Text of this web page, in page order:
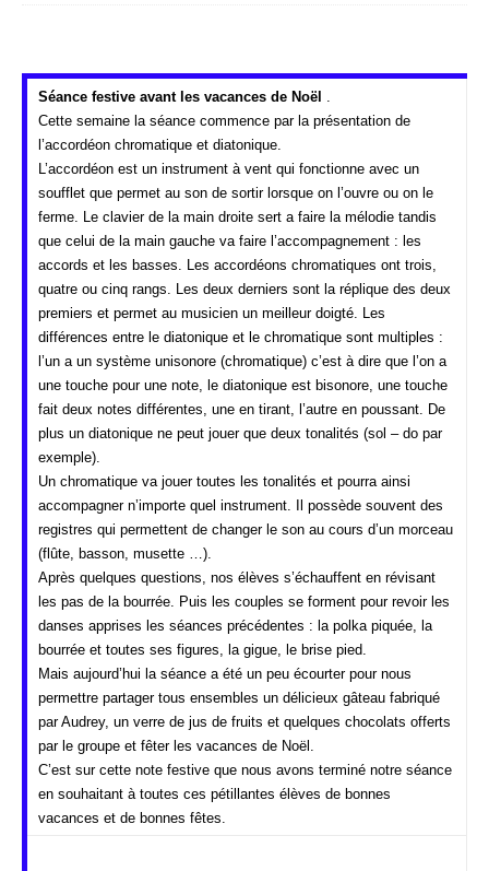
Séance festive avant les vacances de Noël .
Cette semaine la séance commence par la présentation de
l’accordéon chromatique et diatonique.
L’accordéon est un instrument à vent qui fonctionne avec un
soufflet que permet au son de sortir lorsque on l’ouvre ou on le
ferme. Le clavier de la main droite sert a faire la mélodie tandis
que celui de la main gauche va faire l’accompagnement : les
accords et les basses. Les accordéons chromatiques ont trois,
quatre ou cinq rangs. Les deux derniers sont la réplique des deux
premiers et permet au musicien un meilleur doigté. Les
différences entre le diatonique et le chromatique sont multiples :
l’un a un système unisonore (chromatique) c’est à dire que l’on a
une touche pour une note, le diatonique est bisonore, une touche
fait deux notes différentes, une en tirant, l’autre en poussant. De
plus un diatonique ne peut jouer que deux tonalités (sol – do par
exemple).
Un chromatique va jouer toutes les tonalités et pourra ainsi
accompagner n’importe quel instrument. Il possède souvent des
registres qui permettent de changer le son au cours d’un morceau
(flûte, basson, musette …).
Après quelques questions, nos élèves s’échauffent en révisant
les pas de la bourrée. Puis les couples se forment pour revoir les
danses apprises les séances précédentes : la polka piquée, la
bourrée et toutes ses figures, la gigue, le brise pied.
Mais aujourd’hui la séance a été un peu écourter pour nous
permettre partager tous ensembles un délicieux gâteau fabriqué
par Audrey, un verre de jus de fruits et quelques chocolats offerts
par le groupe et fêter les vacances de Noël.
C’est sur cette note festive que nous avons terminé notre séance
en souhaitant à toutes ces pétillantes élèves de bonnes
vacances et de bonnes fêtes.